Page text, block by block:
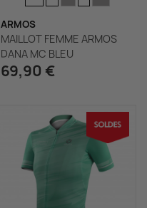
ARMOS
MAILLOT FEMME ARMOS
DANA MC BLEU
69,90 €